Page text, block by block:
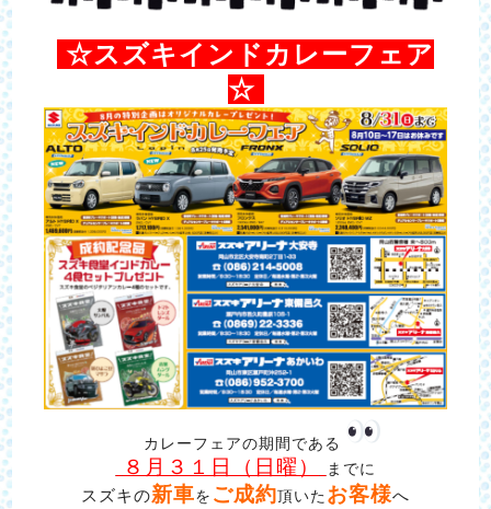
☆スズキインドカレーフェア
☆
カレーフェアの期間である
８月３１日（日曜）
までに
スズキの新車を ご成約頂いたお客様へ